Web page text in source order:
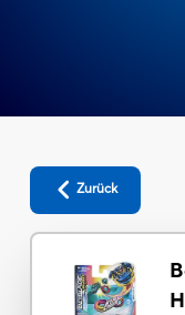
Zurück